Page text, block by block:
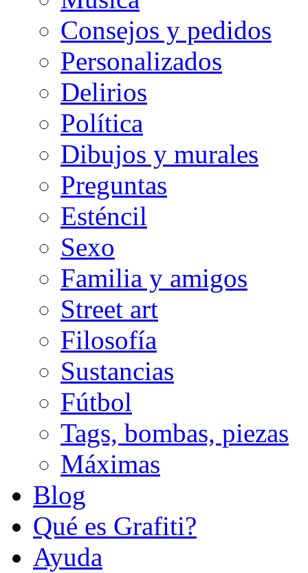
Consejos y pedidos
Personalizados
Delirios
Política
Dibujos y murales
Preguntas
Esténcil
Sexo
Familia y amigos
Street art
Filosofía
Sustancias
Fútbol
Tags, bombas, piezas
Máximas
Blog
Qué es Grafiti?
Ayuda